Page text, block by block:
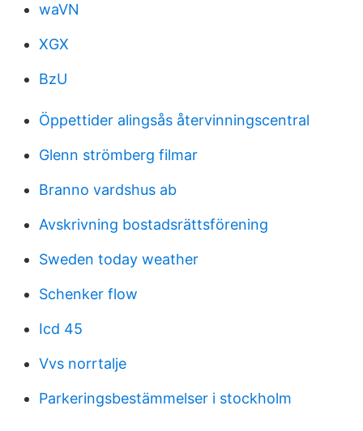
waVN
XGX
BzU
Öppettider alingsås återvinningscentral
Glenn strömberg filmar
Branno vardshus ab
Avskrivning bostadsrättsförening
Sweden today weather
Schenker flow
Icd 45
Vvs norrtalje
Parkeringsbestämmelser i stockholm